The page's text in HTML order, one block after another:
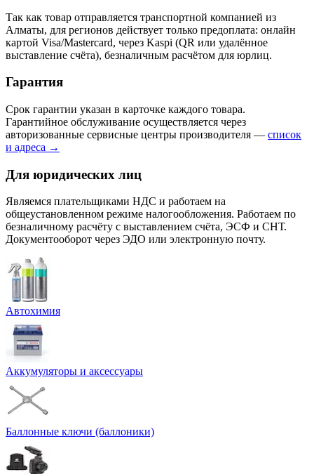
Так как товар отправляется транспортной компанией из
Алматы, для регионов действует только предоплата: онлайн
картой Visa/Mastercard, через Kaspi (QR или удалённое
выставление счёта), безналичным расчётом для юрлиц.
Гарантия
Срок гарантии указан в карточке каждого товара.
Гарантийное обслуживание осуществляется через
авторизованные сервисные центры производителя — список
и адреса →
Для юридических лиц
Являемся плательщиками НДС и работаем на
общеустановленном режиме налогообложения. Работаем по
безналичному расчёту с выставлением счёта, ЭСФ и СНТ.
Документооборот через ЭДО или электронную почту.
Автохимия
Аккумуляторы и аксессуары
Баллонные ключи (баллоники)